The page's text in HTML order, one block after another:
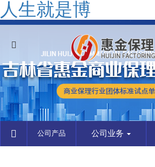
人生就是博
公司产品 公司业务